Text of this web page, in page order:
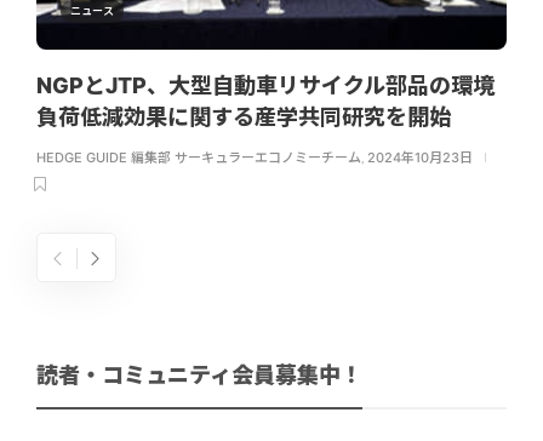
ニュース
NGPとJTP、大型自動車リサイクル部品の環境
負荷低減効果に関する産学共同研究を開始
HEDGE GUIDE 編集部 サーキュラーエコノミーチーム, 2024年10月23日
読者・コミュニティ会員募集中！